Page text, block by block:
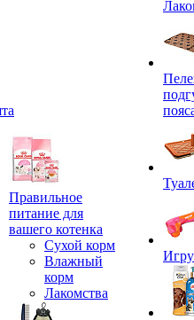
Правильное
питание для
вашего котенка
Сухой корм
Влажный
корм
Лакомства